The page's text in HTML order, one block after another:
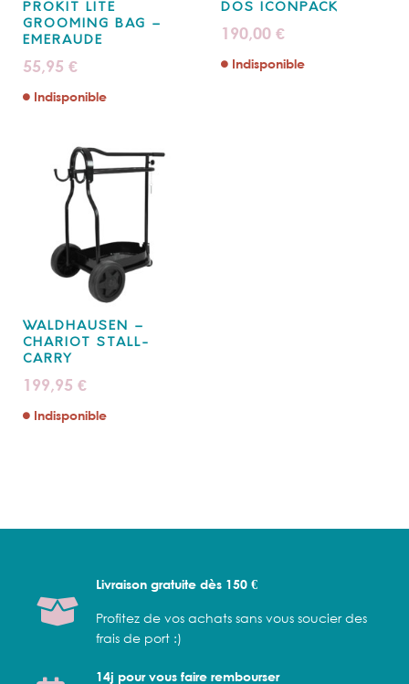
PROKIT LITE
GROOMING BAG –
EMERAUDE
55,95 €
Indisponible
DOS ICONPACK
190,00 €
Indisponible
WALDHAUSEN –
CHARIOT STALL-
CARRY
199,95 €
Indisponible
Livraison gratuite dès 150 €
Profitez de vos achats sans vous soucier des
frais de port :)
14j pour vous faire rembourser